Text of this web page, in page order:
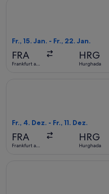
Fr., 15. Jan. - Fr., 22. Jan.
FRA
Frankfurt am
HRG
Hurghada
Fr., 4. Dez. - Fr., 11. Dez.
FRA
Frankfurt am
HRG
Hurghada